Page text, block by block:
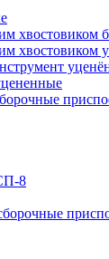
хвостовиком
хвостовиком
8